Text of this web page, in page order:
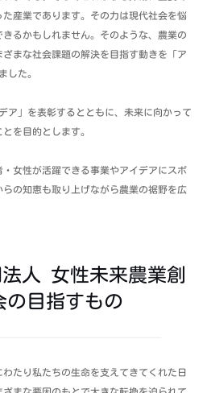
産業であります。その力は現代社会を悩
るかもしれません。そのような、農業の
まな社会課題の解決を目指す動きを「ア
した。
ア」を表彰するとともに、未来に向かって
を目的とします。
女性が活躍できる事業やアイデアにスポ
の知恵も取り上げながら農業の裾野を広
人 女性未来農業創
の目指すもの
たり私たちの生命を支えてきてくれた日